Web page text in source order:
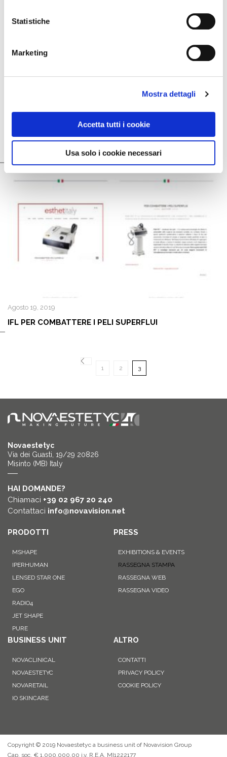
Statistiche
Marketing
Mostra dettagli
Accetta tutti i cookie
Usa solo i cookie necessari
Agosto 29, 2019
La NovaVision Volley Arosio scalda i motori…
Agosto 19, 2019
IFL PER COMBATTERE I PELI SUPERFLUI
1 2 3
Novaestetyc
Via dei Guasti, 19/29 20826
Misinto (MB) Italy
HAI DOMANDE?
Chiamaci +39 02 967 20 240
Contattaci info@novavision.net
PRODOTTI
MSHAPE
IPERHUMAN
LENSED STAR ONE
EGO
RADIO4
JET SHAPE
PURE
PRESS
EXHIBITIONS & EVENTS
RASSEGNA STAMPA
RASSEGNA WEB
RASSEGNA VIDEO
BUSINESS UNIT
NOVACLINICAL
NOVAESTETYC
NOVARETAIL
IO SKINCARE
ALTRO
CONTATTI
PRIVACY POLICY
COOKIE POLICY
Copyright © 2019 Novaestetyc a business unit of Novavision Group
Cap. soc. € 1.000.000,00 i.v. R.E.A. MI1222177